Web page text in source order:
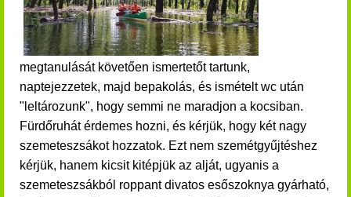
megtanulását követően ismertetőt tartunk,
naptejezzetek, majd bepakolás, és ismételt wc után
"leltározunk", hogy semmi ne maradjon a kocsiban.
Fürdőruhát érdemes hozni, és kérjük, hogy két nagy
szemeteszsákot hozzatok. Ezt nem szemétgyűjtéshez
kérjük, hanem kicsit kitépjük az alját, ugyanis a
szemeteszsákból roppant divatos esőszoknya gyárható,